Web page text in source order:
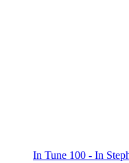
In Tune 100 - In